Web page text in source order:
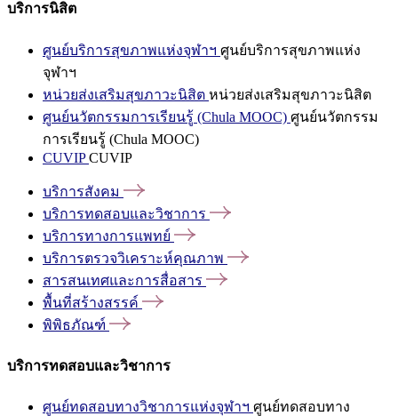
บริการนิสิต
ศูนย์บริการสุขภาพแห่งจุฬาฯ ศูนย์บริการสุขภาพแห่ง
จุฬาฯ
หน่วยส่งเสริมสุขภาวะนิสิต หน่วยส่งเสริมสุขภาวะนิสิต
ศูนย์นวัตกรรมการเรียนรู้ (Chula MOOC) ศูนย์นวัตกรรม
การเรียนรู้ (Chula MOOC)
CUVIPCUVIP
บริการสังคม
บริการทดสอบและวิชาการ
บริการทางการแพทย์
บริการตรวจวิเคราะห์คุณภาพ
สารสนเทศและการสื่อสาร
พื้นที่สร้างสรรค์
พิพิธภัณฑ์
บริการทดสอบและวิชาการ
ศูนย์ทดสอบทางวิชาการแห่งจุฬาฯ ศูนย์ทดสอบทาง